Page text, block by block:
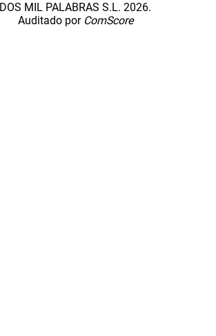
DOS MIL PALABRAS S.L. 2026.
Auditado por ComScore